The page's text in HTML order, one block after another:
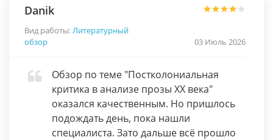
Danik
Вид работы:Литературный
обзор
03 Июль 2026
Обзор по теме "Постколониальная
критика в анализе прозы XX века"
оказался качественным. Но пришлось
подождать день, пока нашли
специалиста. Зато дальше всё прошло